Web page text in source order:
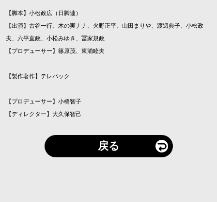
【脚本】小松政広（日脚連）
【出演】古谷一行、木の実ナナ、火野正平、山田まりや、渡辺典子、小松政
夫、六平直政、小松みゆき、冨家規政
【プロデューサー】篠原茂、東浦睦夫
【製作著作】テレパック
【プロデューサー】小橋智子
【ディレクター】大久保智己
戻る